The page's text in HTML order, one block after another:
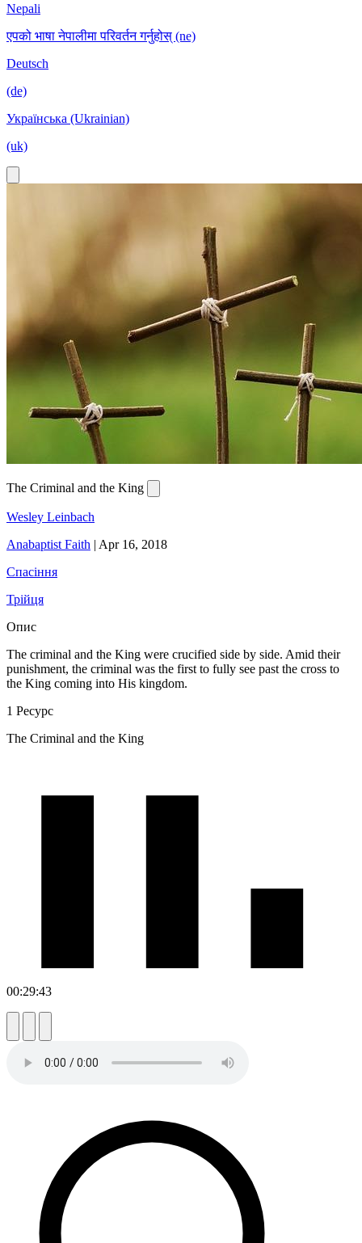
Nepali
एपको भाषा नेपालीमा परिवर्तन गर्नुहोस् (ne)
Deutsch
(de)
Українська (Ukrainian)
(uk)
The Criminal and the King
Wesley Leinbach
Anabaptist Faith | Apr 16, 2018
Спасіння
Трійця
Опис
The criminal and the King were crucified side by side. Amid their
punishment, the criminal was the first to fully see past the cross to
the King coming into His kingdom.
1 Ресурс
The Criminal and the King
00:29:43